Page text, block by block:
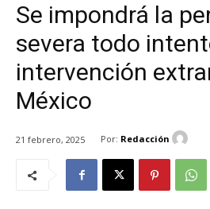
Se impondrá la
severa todo
intervención
México
21 febrero, 2025 Por: Redacción